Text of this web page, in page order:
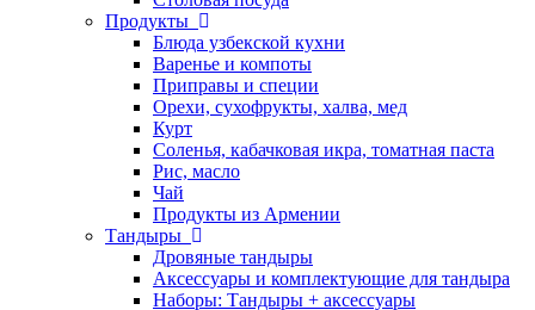
Продукты
Блюда узбекской кухни
Варенье и компоты
Приправы и специи
Орехи, сухофрукты, халва, мед
Курт
Соленья, кабачковая икра, томатная паста
Рис, масло
Чай
Продукты из Армении
Тандыры
Дровяные тандыры
Аксессуары и комплектующие для тандыра
Наборы: Тандыры + аксессуары